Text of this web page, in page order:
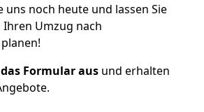
uns noch heute und lassen Sie
Umzug nach
Formular aus und erhalten